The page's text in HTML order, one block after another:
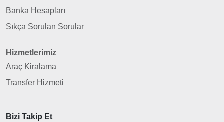
Banka Hesapları
Sıkça Sorulan Sorular
Hizmetlerimiz
Araç Kiralama
Transfer Hizmeti
Bizi Takip Et